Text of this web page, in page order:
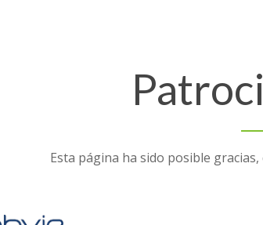
Esta página ha sido posible